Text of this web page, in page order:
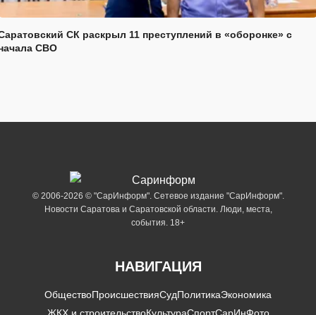
СК раскрыл 11 преступлений в «оборонке» с
СВО
© 2006-2026 © "СарИнформ". Сетевое издание "СарИнформ".
Новости Саратова и Саратовской области. Люди, места,
события. 18+
НАВИГАЦИЯ
ОбществоПроисшествияСудПолитикаЭкономика
ЖКХ и строительствоКультураСпортСарИнФото